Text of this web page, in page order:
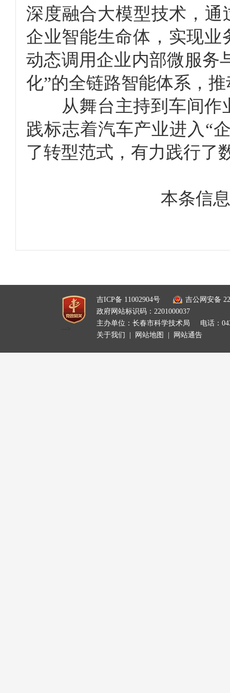
深度融合大模型技术，
企业智能生命体，实现业
动态调用企业内部微服务
化”的全链路智能体系，
从舞台主持到车间作
践标志着汽车产业进入“
了转型范式，有力践行了
本条信
吉ICP备 11002904号
吉公网安备
政府网站标识码：2201000037
主办单位：长春市科学技术局
电话：
关于我们
网站地图 网站通告